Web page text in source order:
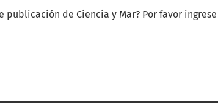
de Ciencia y Mar? Por favor ingrese